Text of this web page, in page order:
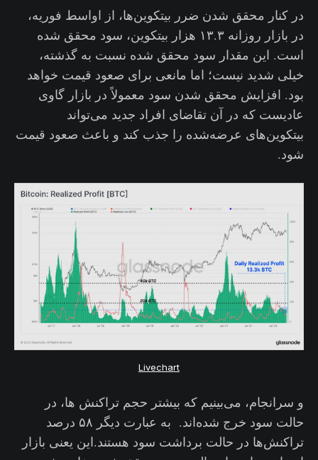
در کنار محقق شدن ضرر بیتکوین‌ها، از اواسط فوریه،
در بازار روزانه ۱۳.۳ هزار بیتکوین، سود محقق شده
است. این مقدار سود محقق شده نسبت به گذشته،
خیلی شدید نیست؛ اما مانعی برای صعود قیمت خواهد
بود. افزایش محقق شدن سود معمولاً در بازار گاوی
عادیست که در آن تقاضای افراد جدید می‌تواند
بیتکوین‌های عرضه‌شده را جذب کند و باعث صعود قیمت
شود.
Livechart
و سرانجام، می‌بینیم که بیشتر حجم تراکنش ها، در
حالت سود خرج شده‌اند. به عبارت دیگر ۵۸ درصد
تراکنش‌ها در حالت برداشت سود هستند.این یعنی بازار